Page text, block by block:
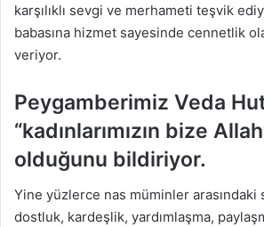
karşılıklı sevgi ve merhameti teşvik
babasına hizmet sayesinde cennetlik
veriyor.
Peygamberimiz Veda
“kadınlarımızın bize
olduğunu bildiriyor.
Yine yüzlerce nas müminler arasındaki
dostluk, kardeşlik, yardımlaşma,